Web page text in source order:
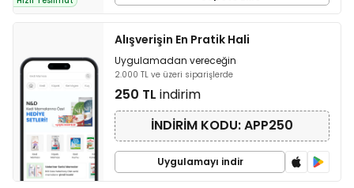
Alışverişin En Pratik Hali
Uygulamadan vereceğin
2.000 TL ve üzeri siparişlerde
250 TL indirim
İNDİRİM KODU: APP250
Uygulamayı indir